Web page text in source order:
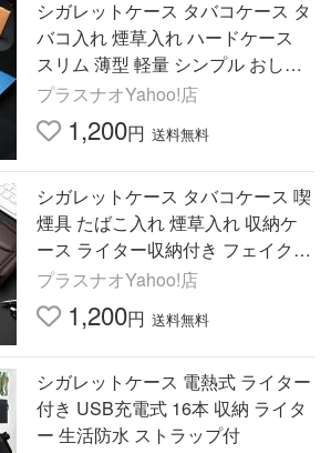
シガレットケース タバコケース タ
バコ入れ 煙草入れ ハードケース
スリム 薄型 軽量 シンプル おしゃ
れ スタイリッシュ ギフト プレゼ
ント 贈り物
プラスナオYahoo!店
1,200円 送料無料
シガレットケース タバコケース 喫
煙具 たばこ入れ 煙草入れ 収納ケ
ース ライター収納付き フェイクレ
ザー クロコ柄 無地 単色 ブラック
ブラウン
プラスナオYahoo!店
1,200円 送料無料
シガレットケース 電熱式 ライター
付き USB充電式 16本 収納 ライタ
ー 生活防水 ストラップ付